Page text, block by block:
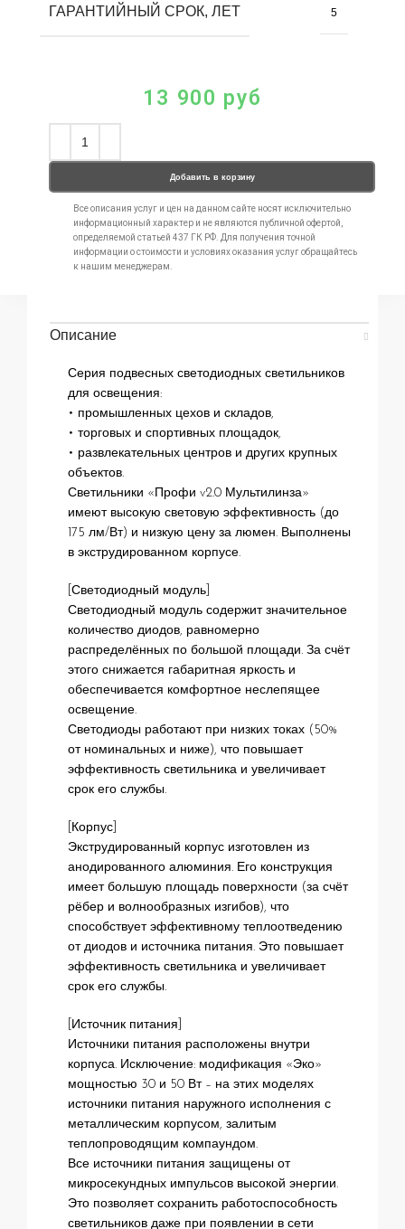
ГАРАНТИЙНЫЙ СРОК, ЛЕТ 5
13 900 руб
Добавить в корзину
Все описания услуг и цен на данном сайте носят исключительно
информационный характер и не являются публичной офертой,
определяемой статьей 437 ГК РФ. Для получения точной
информации о стоимости и условиях оказания услуг обращайтесь
к нашим менеджерам.
Описание
Серия подвесных светодиодных светильников
для освещения:
• промышленных цехов и складов,
• торговых и спортивных площадок,
• развлекательных центров и других крупных
объектов.
Светильники «Профи v2.0 Мультилинза»
имеют высокую световую эффективность (до
175 лм/Вт) и низкую цену за люмен. Выполнены
в экструдированном корпусе.
[Светодиодный модуль]
Светодиодный модуль содержит значительное
количество диодов, равномерно
распределённых по большой площади. За счёт
этого снижается габаритная яркость и
обеспечивается комфортное неслепящее
освещение.
Светодиоды работают при низких токах (50%
от номинальных и ниже), что повышает
эффективность светильника и увеличивает
срок его службы.
[Корпус]
Экструдированный корпус изготовлен из
анодированного алюминия. Его конструкция
имеет большую площадь поверхности (за счёт
рёбер и волнообразных изгибов), что
способствует эффективному теплоотведению
от диодов и источника питания. Это повышает
эффективность светильника и увеличивает
срок его службы.
[Источник питания]
Источники питания расположены внутри
корпуса. Исключение: модификация «Эко»
мощностью 30 и 50 Вт – на этих моделях
источники питания наружного исполнения с
металлическим корпусом, залитым
теплопроводящим компаундом.
Все источники питания защищены от
микросекундных импульсов высокой энергии.
Это позволяет сохранить работоспособность
светильников даже при появлении в сети